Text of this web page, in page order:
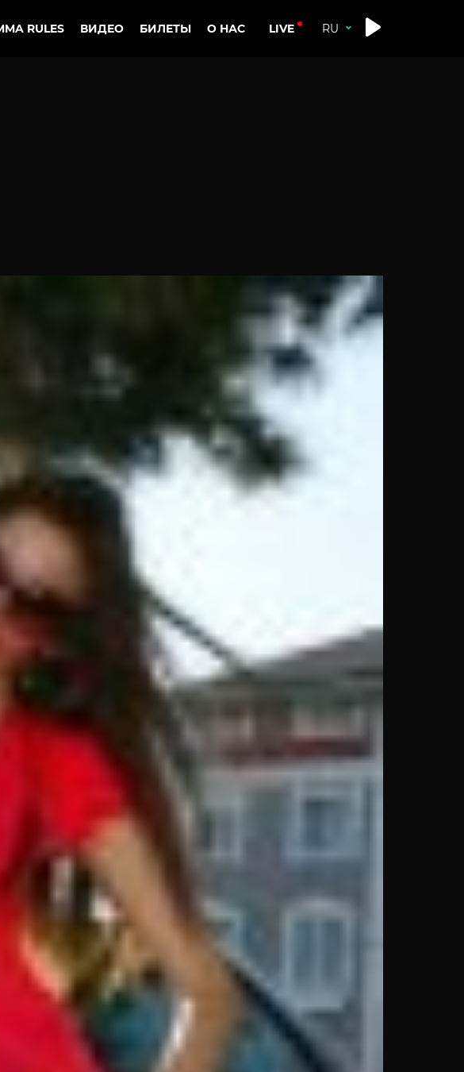
RULES ВИДЕО БИЛЕТЫ О НАС LIVE